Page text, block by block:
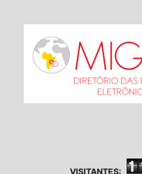
VISITANTES: